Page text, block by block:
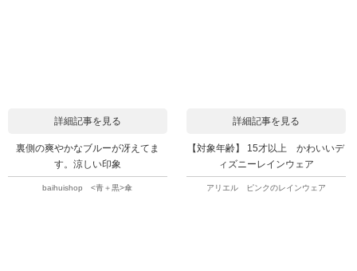
詳細記事を見る
裏側の爽やかなブルーが冴えてま
す。涼しい印象
baihuishop <青＋黒>傘
詳細記事を見る
【対象年齢】 15才以上 かわいいデ
ィズニーレインウェア
アリエル ピンクのレインウェア